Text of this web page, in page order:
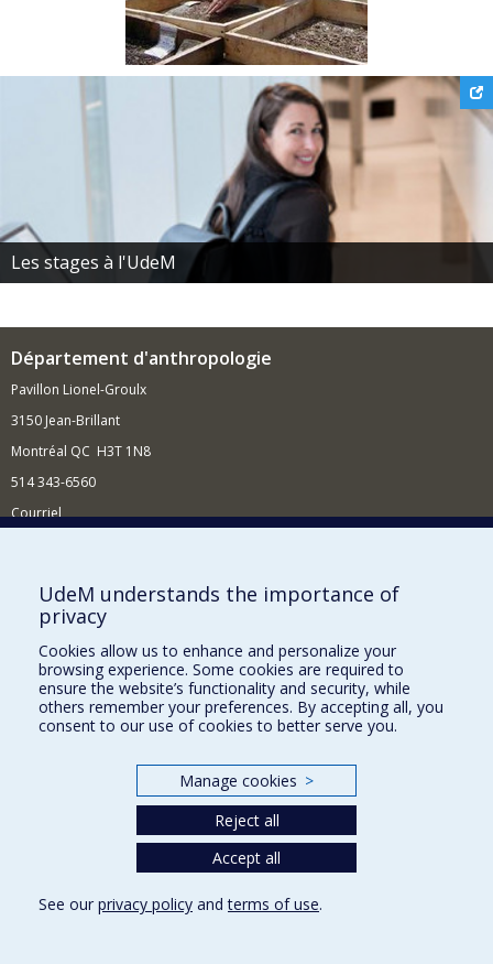
Les stages à l'UdeM
Département d'anthropologie
Pavillon Lionel-Groulx
3150 Jean-Brillant
Montréal QC H3T 1N8
514 343-6560
Courriel
Comment soutenir le Département?
BESOIN D'AIDE?
Plan du site
Signaler une erreur
Accessibilité
Nos départements et écoles
UdeM understands the importance of
privacy
Cookies allow us to enhance and personalize your
browsing experience. Some cookies are required to
ensure the website’s functionality and security, while
others remember your preferences. By accepting all, you
consent to our use of cookies to better serve you.
Manage cookies >
Reject all
Accept all
See our privacy policy andterms of use.